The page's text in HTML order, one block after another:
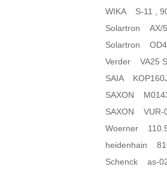
WIKA S-11 ,
Solartron AX/
Solartron OD4
Verder VA25
SAIA
SAXON
SAXON VUR-
Woerner
heidenhain
Schenck as-